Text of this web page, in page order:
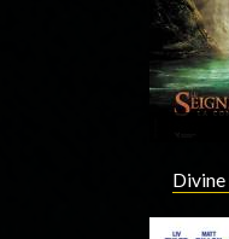
Divine